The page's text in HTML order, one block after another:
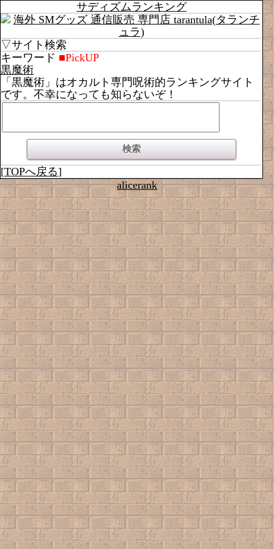
サディズムランキング
▽サイト検索
キーワード ■PickUP
黒魔術
「黒魔術」はオカルト専門呪術的ランキングサイト
です。不幸になっても知らないぞ！
[TOPへ戻る]
alicerank